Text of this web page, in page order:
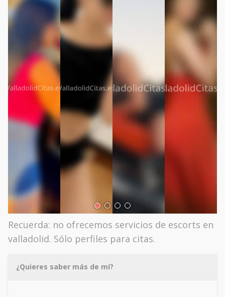
Recuerda: no ofrecemos servicios de escorts en
valladolid. Sólo perfiles para citas.
¿Quieres saber más de mí?